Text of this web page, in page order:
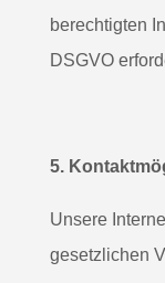
berechtigten
DSGVO
5.
Unsere
gesetzlichen